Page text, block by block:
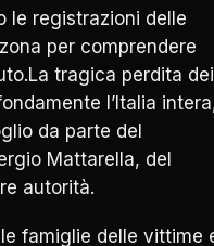
le registrazioni delle
per comprendere
tragica perdita dei
l’Italia
da parte del
Mattarella, del
autorità.
famiglie delle vittime